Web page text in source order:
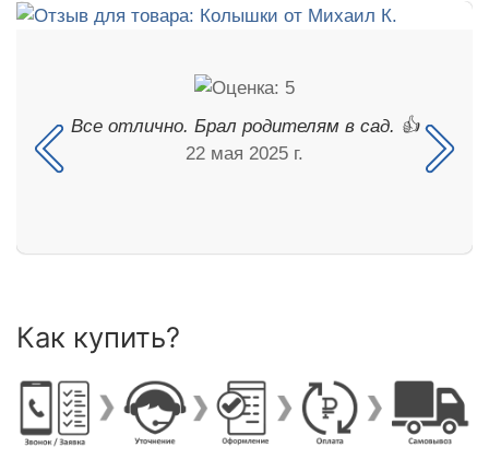
Все отлично. Брал родителям в сад. 👍
22 мая 2025 г.
Как купить?